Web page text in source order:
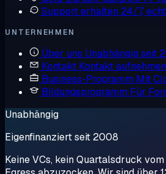
Support erhalten 24/7,
UNTERNEHMEN
Über uns Unabhängig seit
Kontakt Kontakt aufnehmen
Business-Programm Mit
Bildungsprogramm Für
Unabhängig
Eigenfinanziert seit 2008
Keine VCs, kein Quartalsdruck